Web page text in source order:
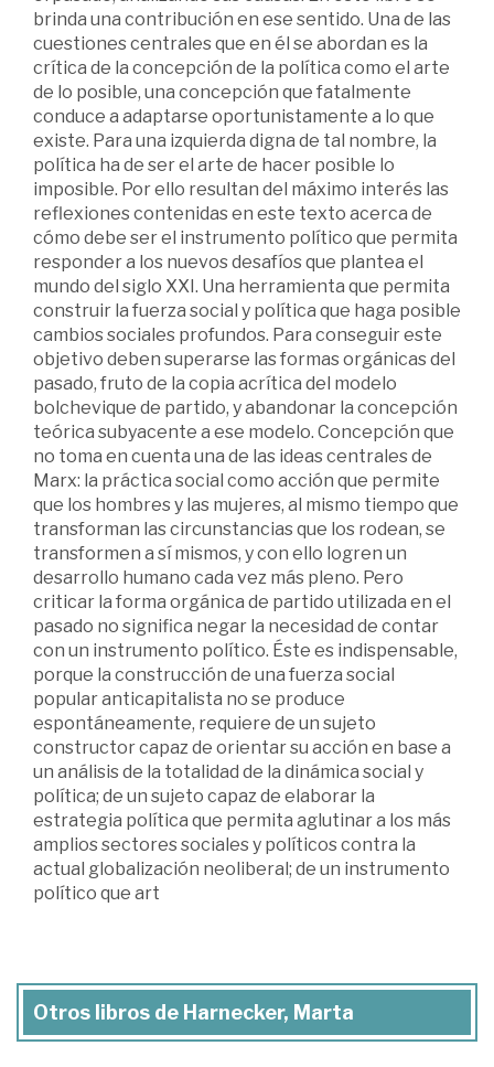
brinda una contribución en ese sentido. Una de las
cuestiones centrales que en él se abordan es la
crítica de la concepción de la política como el arte
de lo posible, una concepción que fatalmente
conduce a adaptarse oportunistamente a lo que
existe. Para una izquierda digna de tal nombre, la
política ha de ser el arte de hacer posible lo
imposible. Por ello resultan del máximo interés las
reflexiones contenidas en este texto acerca de
cómo debe ser el instrumento político que permita
responder a los nuevos desafíos que plantea el
mundo del siglo XXI. Una herramienta que permita
construir la fuerza social y política que haga posible
cambios sociales profundos. Para conseguir este
objetivo deben superarse las formas orgánicas del
pasado, fruto de la copia acrítica del modelo
bolchevique de partido, y abandonar la concepción
teórica subyacente a ese modelo. Concepción que
no toma en cuenta una de las ideas centrales de
Marx: la práctica social como acción que permite
que los hombres y las mujeres, al mismo tiempo que
transforman las circunstancias que los rodean, se
transformen a sí mismos, y con ello logren un
desarrollo humano cada vez más pleno. Pero
criticar la forma orgánica de partido utilizada en el
pasado no significa negar la necesidad de contar
con un instrumento político. Éste es indispensable,
porque la construcción de una fuerza social
popular anticapitalista no se produce
espontáneamente, requiere de un sujeto
constructor capaz de orientar su acción en base a
un análisis de la totalidad de la dinámica social y
política; de un sujeto capaz de elaborar la
estrategia política que permita aglutinar a los más
amplios sectores sociales y políticos contra la
actual globalización neoliberal; de un instrumento
político que art
Otros libros de Harnecker, Marta